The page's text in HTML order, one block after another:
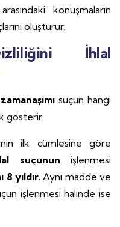
konuşmaların
oluşturur.
İhlal
suçun hangi
gösterir.
ilk cümlesine göre
suçunun işlenmesi
8 yıldır.Aynı madde ve
işlenmesi halinde ise